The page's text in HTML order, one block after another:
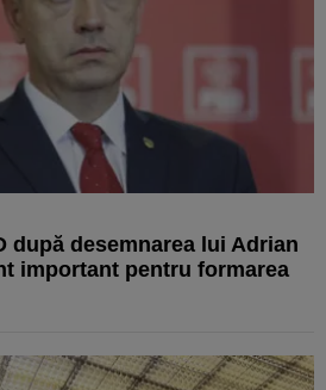
după desemnarea lui Adrian
important pentru formarea